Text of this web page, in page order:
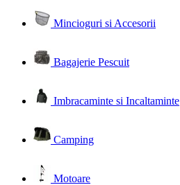
Mincioguri si Accesorii
Bagajerie Pescuit
Imbracaminte si Incaltaminte
Camping
Motoare